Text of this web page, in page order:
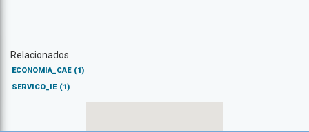
Relacionados
ECONOMIA_CAE (1)
SERVICO_IE (1)